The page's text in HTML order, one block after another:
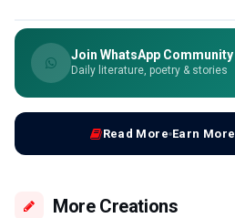
Join WhatsApp Community
Daily literature, poetry & stories
Read More Earn More
More Creations